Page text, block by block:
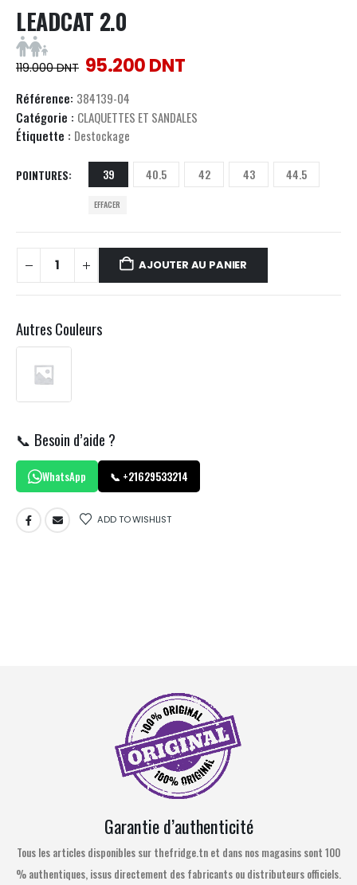
LEADCAT 2.0
119.000DNT 95.200DNT
Référence: 384139-04
Catégorie : CLAQUETTES ET SANDALES
Étiquette : Destockage
POINTURES 39 40.5 42 43 44.5
EFFACER
AJOUTER AU PANIER
Autres Couleurs
📞 Besoin d’aide ?
WhatsApp 📞 +21629533214
ADD TO WISHLIST
Garantie d’authenticité
Tous les articles disponibles sur thefridge.tn et dans nos magasins sont 100
% authentiques, issus directement des fabricants ou distributeurs officiels.